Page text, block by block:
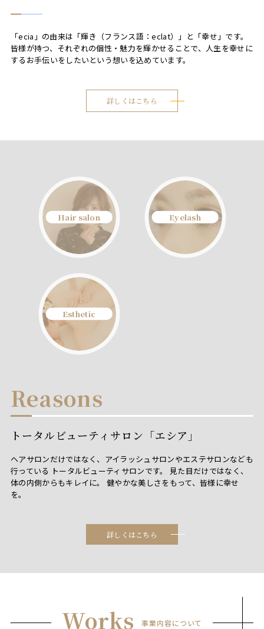
「ecia」の由来は「輝き（フランス語：eclat）」と「幸せ」です。
皆様が持つ、それぞれの個性・魅力を輝かせることで、人生を幸せに
するお手伝いをしたいという想いを込めています。
詳しくはこちら
Hair salon Eyelash
Esthetic
Reasons
トータルビューティサロン「エシア」
ヘアサロンだけではなく、アイラッシュサロンやエステサロンなども
行っている トータルビューティサロンです。 見た目だけではなく、
体の内側からもキレイに。 健やかな美しさをもって、皆様に幸せ
を。
詳しくはこちら
Works 事業内容について